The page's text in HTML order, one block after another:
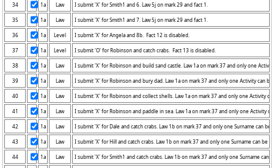
34 1a Law
35 1a Law
36 1a Level
37 1a Level
38 1a Law
39 1a Law
40 1a Law
41 1a Law
42 1a Law
43 1a Law
44 1a Law